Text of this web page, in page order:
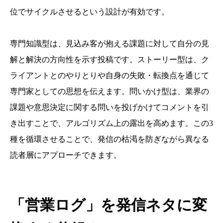
位でサイクルさせるという設計が有効です。
専門知識型は、見込み客が抱える課題に対して自分の見
解と解決の方向性を示す投稿です。ストーリー型は、ク
ライアントとのやりとりや自身の失敗・転換点を通じて
専門家としての思想を伝えます。問いかけ型は、業界の
課題や意思決定に関する問いを投げかけてコメントを引
き出すことで、アルゴリズム上の露出を高めます。この3
種を循環させることで、発信の枯渇を防ぎながら異なる
読者層にアプローチできます。
「営業ログ」を発信ネタに変